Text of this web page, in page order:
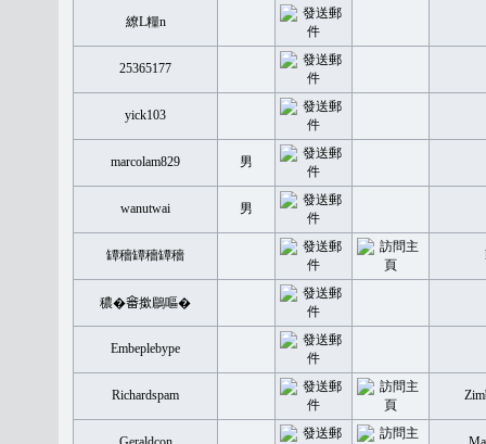
繚L糧n
25365177
yick103
marcolam829 男
wanutwai 男
罈穡罈穡罈穡
穠�𤲞撳鶥嘔�
Embeplebype
Richardspam